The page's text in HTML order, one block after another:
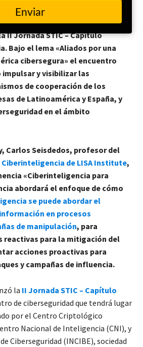
y hasta el 18 de marzo se
II Jornada STIC – Capítulo
Bajo el lema «Aliados por una
cibersegura» el encuentro
y visibilizar las
de cooperación de los
de Latinoamérica y España, y
en el ámbito
Carlos Seisdedos, profesor del
Ciberinteligencia de LISA Institute,
«Ciberinteligencia para
abordará el enfoque de cómo
se puede abordar el
en procesos
de manipulación, para
reactivas para la mitigación del
acciones proactivas para
y campañas de influencia.
la II Jornada STIC – Capítulo
de ciberseguridad que tendrá lugar
por el Centro Criptológico
Nacional de Inteligencia (CNI), y
Ciberseguridad (INCIBE), sociedad
Enviar